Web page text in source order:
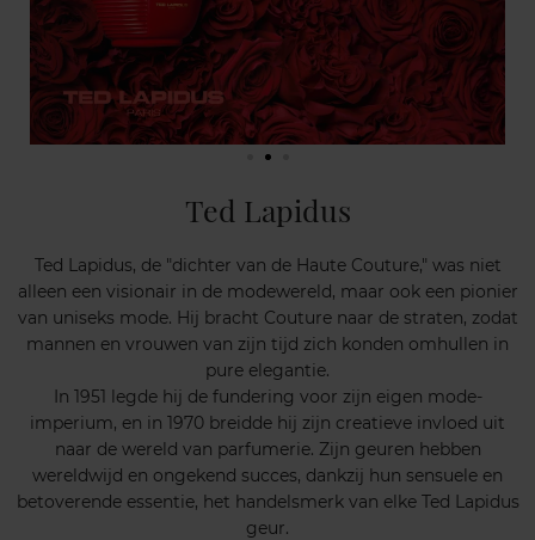
Ted Lapidus
Ted Lapidus, de "dichter van de Haute Couture," was niet
alleen een visionair in de modewereld, maar ook een pionier
van uniseks mode. Hij bracht Couture naar de straten, zodat
mannen en vrouwen van zijn tijd zich konden omhullen in
pure elegantie.
In 1951 legde hij de fundering voor zijn eigen mode-
imperium, en in 1970 breidde hij zijn creatieve invloed uit
naar de wereld van parfumerie. Zijn geuren hebben
wereldwijd en ongekend succes, dankzij hun sensuele en
betoverende essentie, het handelsmerk van elke Ted Lapidus
geur.